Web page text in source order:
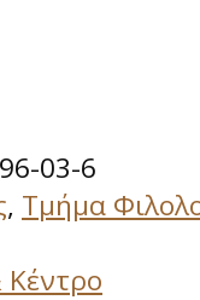
03-6
, Τμήμα
Κέντρο